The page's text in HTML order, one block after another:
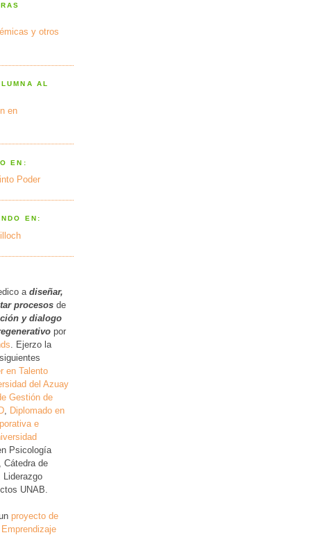
y otros
AL
en
EN:
Poder
EN:
a diseñar,
procesos de
y dialogo
por
. Ejerzo la
en Talento
del Azuay
Gestión de
Diplomado en
e
Psicología
Cátedra de
Liderazgo
UNAB.
proyecto de